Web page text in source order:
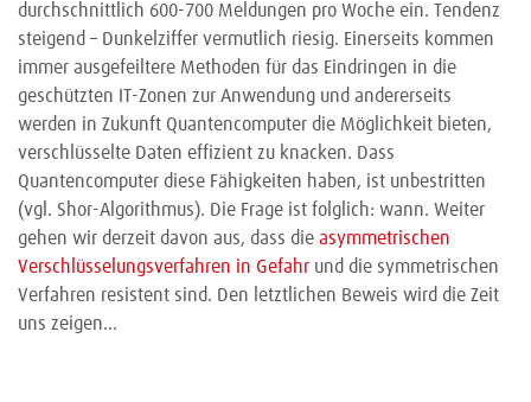
durchschnittlich 600-700 Meldungen pro Woche ein. Tendenz
steigend – Dunkelziffer vermutlich riesig. Einerseits kommen
immer ausgefeiltere Methoden für das Eindringen in die
geschützten IT-Zonen zur Anwendung und andererseits
werden in Zukunft Quantencomputer die Möglichkeit bieten,
verschlüsselte Daten effizient zu knacken. Dass
Quantencomputer diese Fähigkeiten haben, ist unbestritten
(vgl. Shor-Algorithmus). Die Frage ist folglich: wann. Weiter
gehen wir derzeit davon aus, dass die asymmetrischen
Verschlüsselungsverfahren in Gefahr und die symmetrischen
Verfahren resistent sind. Den letztlichen Beweis wird die Zeit
uns zeigen…